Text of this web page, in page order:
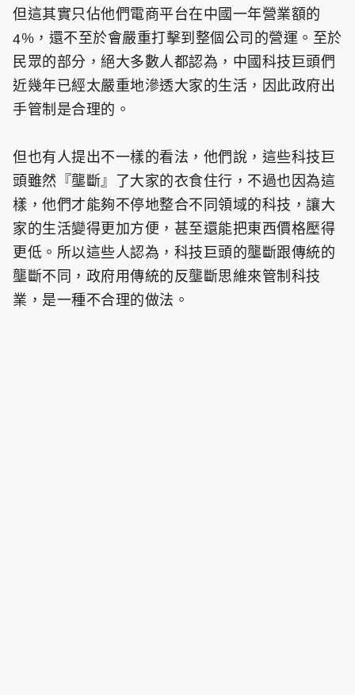
但這其實只佔他們電商平台在中國一年營業額的
4%，還不至於會嚴重打擊到整個公司的營運。至於
民眾的部分，絕大多數人都認為，中國科技巨頭們
近幾年已經太嚴重地滲透大家的生活，因此政府出
手管制是合理的。
但也有人提出不一樣的看法，他們說，這些科技巨
頭雖然『壟斷』了大家的衣食住行，不過也因為這
樣，他們才能夠不停地整合不同領域的科技，讓大
家的生活變得更加方便，甚至還能把東西價格壓得
更低。所以這些人認為，科技巨頭的壟斷跟傳統的
壟斷不同，政府用傳統的反壟斷思維來管制科技
業，是一種不合理的做法。